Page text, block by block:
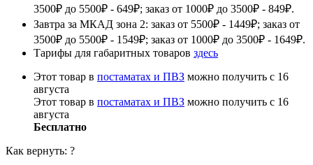
3500₽ до 5500₽ - 649₽; заказ от 1000₽ до 3500₽ - 849₽.
Завтра за МКАД зона 2: заказ от 5500₽ - 1449₽; заказ от
3500₽ до 5500₽ - 1549₽; заказ от 1000₽ до 3500₽ - 1649₽.
Тарифы для габаритных товаров здесь
Этот товар в постаматах и ПВЗ можно получить с 16
августа
Этот товар в постаматах и ПВЗ можно получить с 16
августа
Бесплатно
Как вернуть: ?